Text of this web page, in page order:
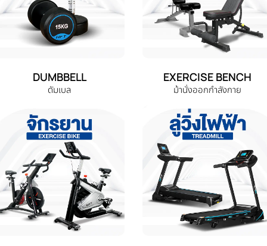
DUMBBELL
ดัมเบล
EXERCISE BENCH
ม้านั่งออกกำลังกาย